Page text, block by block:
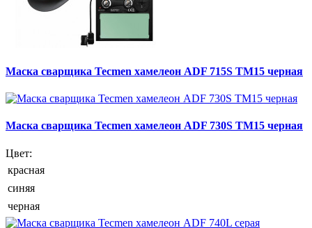
Маска сварщика Tecmen хамелеон ADF 715S TM15 черная
Маска сварщика Tecmen хамелеон ADF 730S TM15 черная
Цвет:
красная
синяя
черная